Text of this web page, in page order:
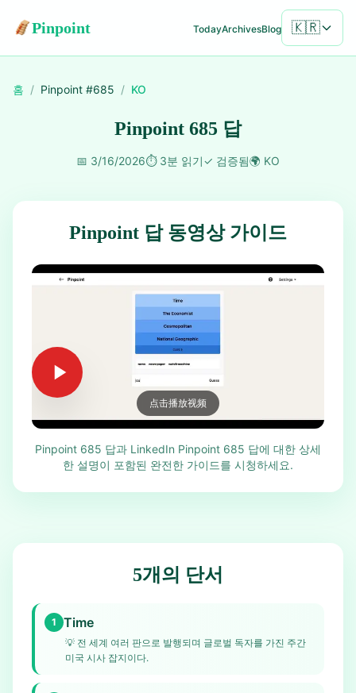
Pinpoint TodayArchivesBlog 🇰🇷
홈 / Pinpoint #685 / KO
Pinpoint 685 답
📅 3/16/2026⏱️ 3분 읽기✓ 검증됨🌍 KO
Pinpoint 답 동영상 가이드
点击播放视频
Pinpoint 685 답과 LinkedIn Pinpoint 685 답에 대한 상세
한 설명이 포함된 완전한 가이드를 시청하세요.
5개의 단서
1 Time
💡 전 세계 여러 판으로 발행되며 글로벌 독자를 가진 주간
미국 시사 잡지이다.